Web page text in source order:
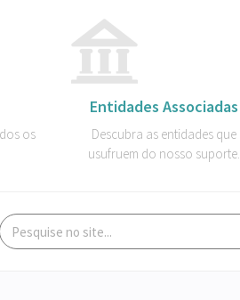
os
Entidades Associadas
Descubra as entidades que
usufruem do nosso suporte.